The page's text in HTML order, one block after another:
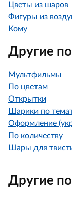
Цветы из шаров
Фигуры из
Кому
Другие
Мультфильмы
По цветам
Открытки
Шарики по
Оформление
По количеству
Шары для
Другие